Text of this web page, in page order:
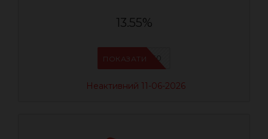
13.55%
LR50
ПОКАЗАТИ
Неактивний 11-06-2026